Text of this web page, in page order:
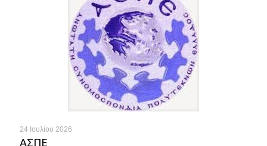
24 Ιουλίου 2026
ΑΣΠΕ